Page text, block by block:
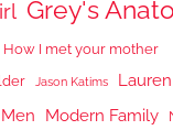
Grey's
How I met your mother
Jason Katims
Modern Family